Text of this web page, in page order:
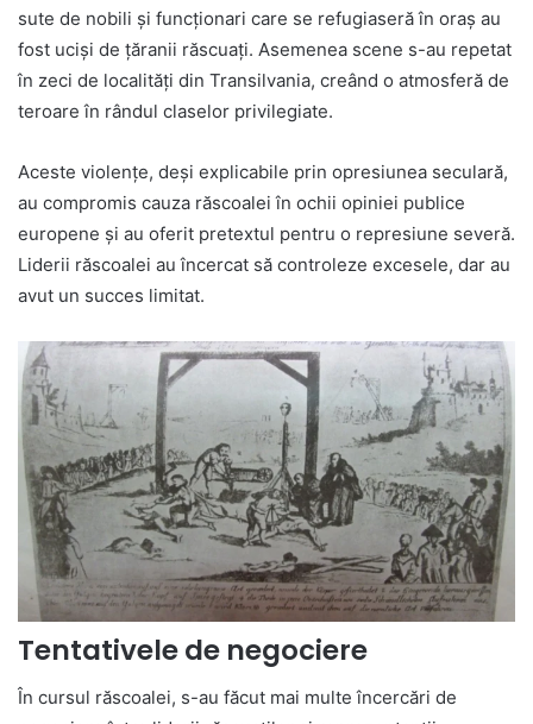
sute de nobili și funcționari care se refugiaseră în oraș au
fost uciși de țăranii răscuați. Asemenea scene s-au repetat
în zeci de localități din Transilvania, creând o atmosferă de
teroare în rândul claselor privilegiate.
Aceste violențe, deși explicabile prin opresiunea seculară,
au compromis cauza răscoalei în ochii opiniei publice
europene și au oferit pretextul pentru o represiune severă.
Liderii răscoalei au încercat să controleze excesele, dar au
avut un succes limitat.
Tentativele de negociere
În cursul răscoalei, s-au făcut mai multe încercări de